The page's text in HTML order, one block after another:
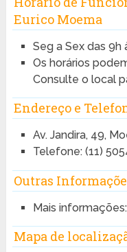
Eurico Moema
Seg a Sex das 9h
Os horários
Consulte o local
Endereço e
Av. Jandira, 49,
Telefone: (11)
Outras
Mais informações:
Mapa de